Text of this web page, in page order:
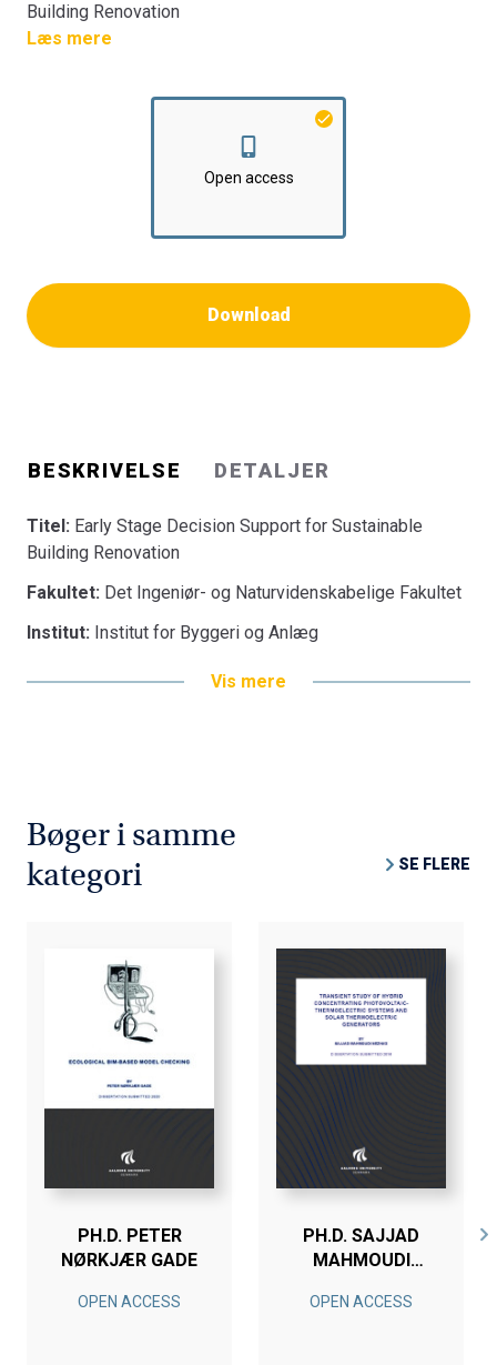
Building Renovation
Fakultet:Det Ingeniør- og Naturvidenskabelige Fakultet
Læs mere
Open access
Download
BESKRIVELSE DETALJER
Titel: Early Stage Decision Support for Sustainable
Building Renovation
Fakultet: Det Ingeniør- og Naturvidenskabelige Fakultet
Institut: Institut for Byggeri og Anlæg
Vis mere
Bøger i samme
kategori
SE FLERE
PH.D. PETER
NØRKJÆR GADE
OPEN ACCESS
PH.D. SAJJAD
MAHMOUDI
OPEN ACCESS